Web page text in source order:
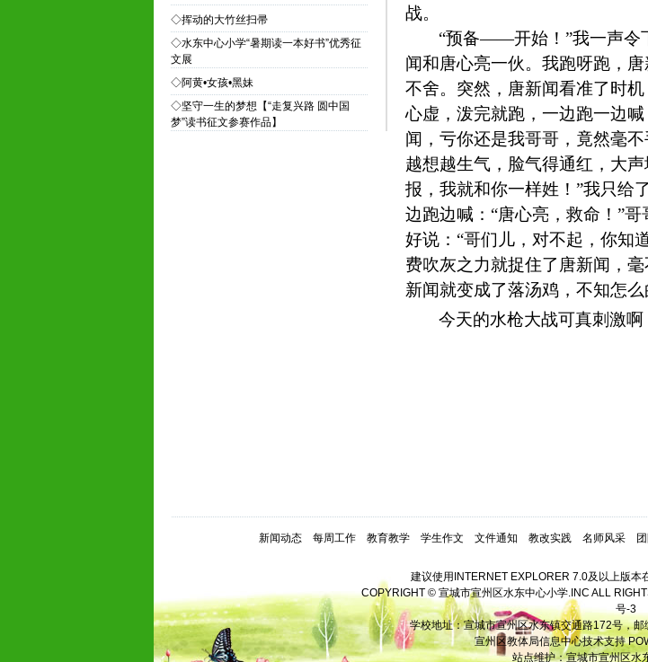
◇挥动的大竹丝扫帚
◇水东中心小学“暑期读一本好书”优秀征
文展
◇阿黄•女孩•黑妹
◇坚守一生的梦想【“走复兴路 圆中国
梦”读书征文参赛作品】
战。
“预备——开始！”我一声令
闻和唐心亮一伙。我跑呀跑，
不舍。突然，唐新闻看准了时
心虚，泼完就跑，一边跑一边
闻，亏你还是我哥哥，竟然毫
越想越生气，脸气得通红，大
报，我就和你一样姓！”我只给
边跑边喊：“唐心亮，救命！”
好说：“哥们儿，对不起，你知
费吹灰之力就捉住了唐新闻，
新闻就变成了落汤鸡，不知怎
今天的水枪大战可真刺激啊
新闻动态 每周工作 教育教学 学生作文 文件通知 教改实践 名师风采
建议使用INTERNET EXPLORER 7.0及以上版
COPYRIGHT © 宣城市宣州区水东中心小学.INC ALL
号-3
学校地址：宣城市宣州区水东镇交通路172号，
宣州区教体局信息中心技术支持
站点维护：宣城市宣州区水